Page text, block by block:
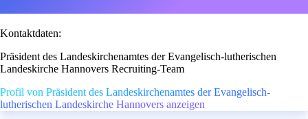
Kontaktdaten:
Präsident des Landeskirchenamtes der Evangelisch-lutherischen
Landeskirche Hannovers Recruiting-Team
Profil von Präsident des Landeskirchenamtes der Evangelisch-
lutherischen Landeskirche Hannovers anzeigen